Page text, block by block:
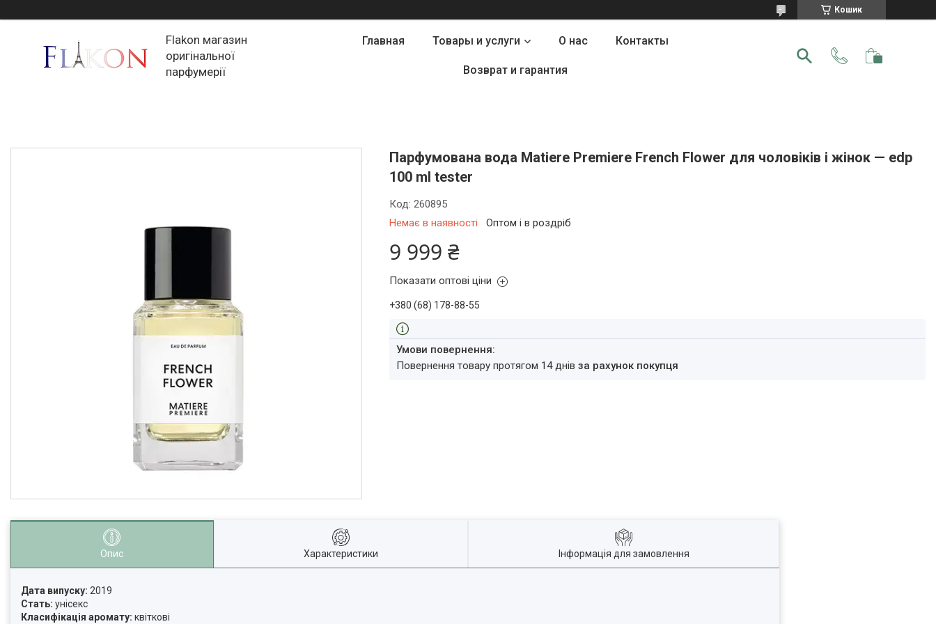
Кошик
Flakon магазин
оригінальної
парфумерії
Главная Товары и услуги О нас Контакты
Возврат и гарантия
Парфумована вода Matiere Premiere French Flower для чоловіків і жінок — edp
100 ml tester
Немає в наявності Оптом і в роздріб
Код:260895
9 999 ₴
Показати оптові ціни
+380 (68) 178-88-55
повернення товару протягом 14 днівза рахунок покупця
Опис Характеристики Інформація для замовлення
Дата випуску: 2019
Стать: унісекс
Класифікація аромату: квіткові